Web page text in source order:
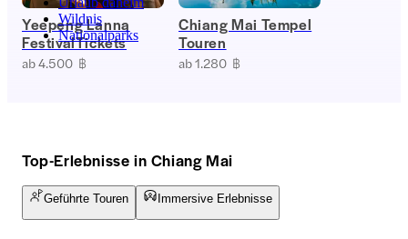
Wildnis
Nationalparks
Yeepeng Lanna
FestivalTickets
ab 4.500 ฿
Chiang Mai Tempel
Touren
ab 1.280 ฿
Top-Erlebnisse in Chiang Mai
Geführte Touren Immersive Erlebnisse